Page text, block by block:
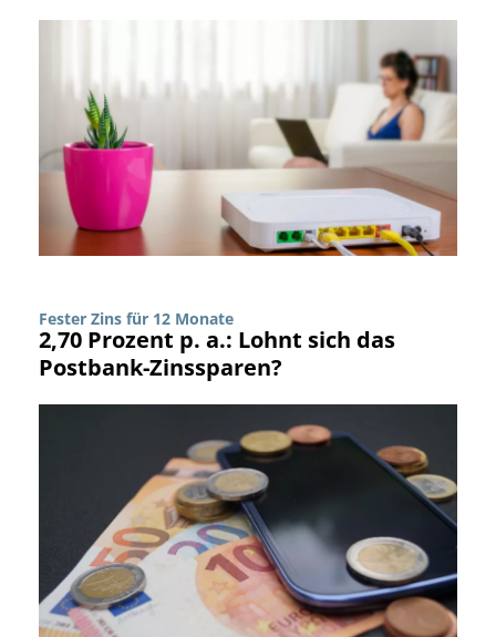
Fester Zins für 12 Monate
2,70 Prozent p. a.: Lohnt sich das
Postbank-Zinssparen?